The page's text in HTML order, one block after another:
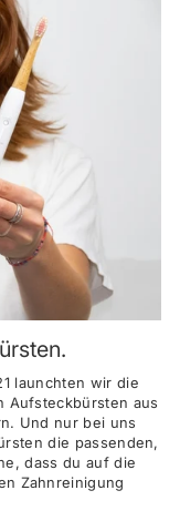
launchten wir die
Aufsteckbürsten aus
Und nur bei uns
die passenden,
dass du auf die
Zahnreinigung